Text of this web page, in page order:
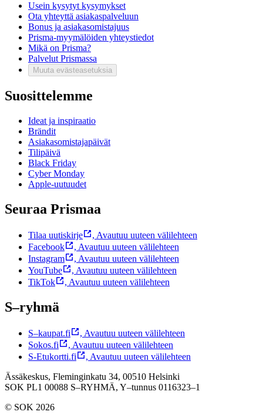
Usein kysytyt kysymykset
Ota yhteyttä asiakaspalveluun
Bonus ja asiakasomistajuus
Prisma-myymälöiden yhteystiedot
Mikä on Prisma?
Palvelut Prismassa
Muuta evästeasetuksia
Suosittelemme
Ideat ja inspiraatio
Brändit
Asiakasomistajapäivät
Tilipäivä
Black Friday
Cyber Monday
Apple-uutuudet
Seuraa Prismaa
Tilaa uutiskirje , Avautuu uuteen välilehteen
Facebook
, Avautuu uuteen välilehteen
Instagram
, Avautuu uuteen välilehteen
YouTube
, Avautuu uuteen välilehteen
TikTok
, Avautuu uuteen välilehteen
S–ryhmä
S–kaupat.fi , Avautuu uuteen välilehteen
Sokos.fi
, Avautuu uuteen välilehteen
S-Etukortti.fi
, Avautuu uuteen välilehteen
Ässäkeskus, Fleminginkatu 34, 00510 Helsinki
SOK PL1 00088 S–RYHMÄ, Y–tunnus 0116323–1
© SOK 2026